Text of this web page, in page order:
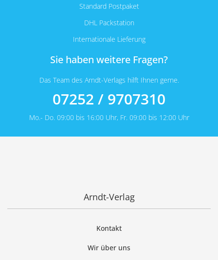
Standard Postpaket
DHL Packstation
Internationale Lieferung
Sie haben weitere Fragen?
Das Team des Arndt-Verlags hilft Ihnen gerne.
07252 / 9707310
Mo.- Do. 09:00 bis 16:00 Uhr, Fr. 09:00 bis 12:00 Uhr
Arndt-Verlag
Kontakt
Wir über uns